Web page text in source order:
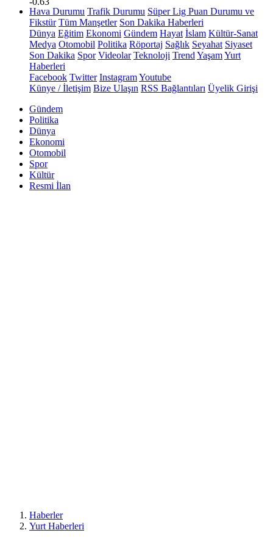
Hava Durumu Trafik Durumu Süper Lig Puan Durumu ve
Fikstür Tüm Manşetler Son Dakika Haberleri
Dünya Eğitim Ekonomi Gündem Hayat İslam Kültür-Sanat
Medya Otomobil Politika Röportaj Sağlık Seyahat Siyaset
Son Dakika Spor Videolar Teknoloji Trend YaşamYurt
Haberleri
Facebook Twitter InstagramYoutube
Künye / İletişim Bize Ulaşın RSS Bağlantıları Üyelik Girişi
Gündem
Politika
Dünya
Ekonomi
Otomobil
Spor
Kültür
Resmi İlan
Haberler
Yurt Haberleri